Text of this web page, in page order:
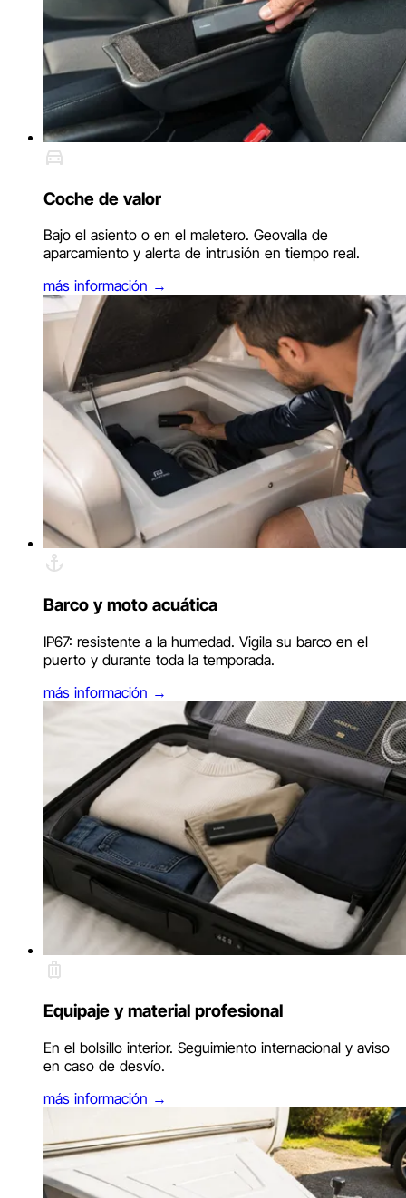
Coche de valor
Bajo el asiento o en el maletero. Geovalla de
aparcamiento y alerta de intrusión en tiempo real.
más información →
Barco y moto acuática
IP67: resistente a la humedad. Vigila su barco en el
puerto y durante toda la temporada.
más información →
Equipaje y material profesional
En el bolsillo interior. Seguimiento internacional y aviso
en caso de desvío.
más información →